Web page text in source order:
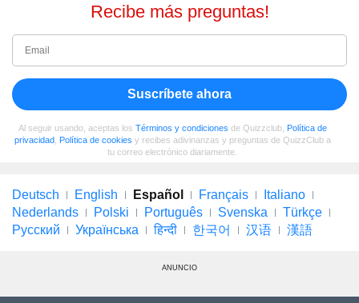
Recibe más preguntas!
Suscríbete ahora
Al seguir usando, aceptas los Términos y condiciones de Quizzclub, Política de
privacidad, Política de cookies y recibes adivinanzas y preguntas de QuizzClub a
tu correo electrónico diariamente.
Deutsch English Español Français
Italiano
Nederlands
Polski Português Svenska
Türkçe
Русский
Українська हिन्दी 한국어 汉语 漢語
ANUNCIO